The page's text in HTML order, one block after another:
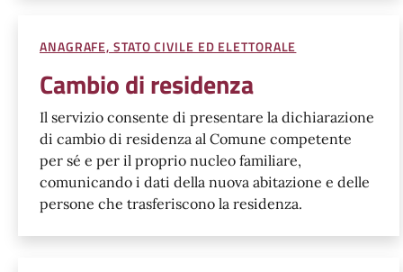
ANAGRAFE, STATO CIVILE ED ELETTORALE
Cambio di residenza
Il servizio consente di presentare la dichiarazione
di cambio di residenza al Comune competente
per sé e per il proprio nucleo familiare,
comunicando i dati della nuova abitazione e delle
persone che trasferiscono la residenza.